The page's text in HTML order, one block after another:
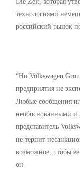
технологиями
российский рынок
“Ни Volkswagen
предприятия не
Любые сообщения
необоснованными
представитель
не терпит
возможное, чтобы ее
он.